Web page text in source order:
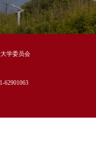
大学委员会
62901063